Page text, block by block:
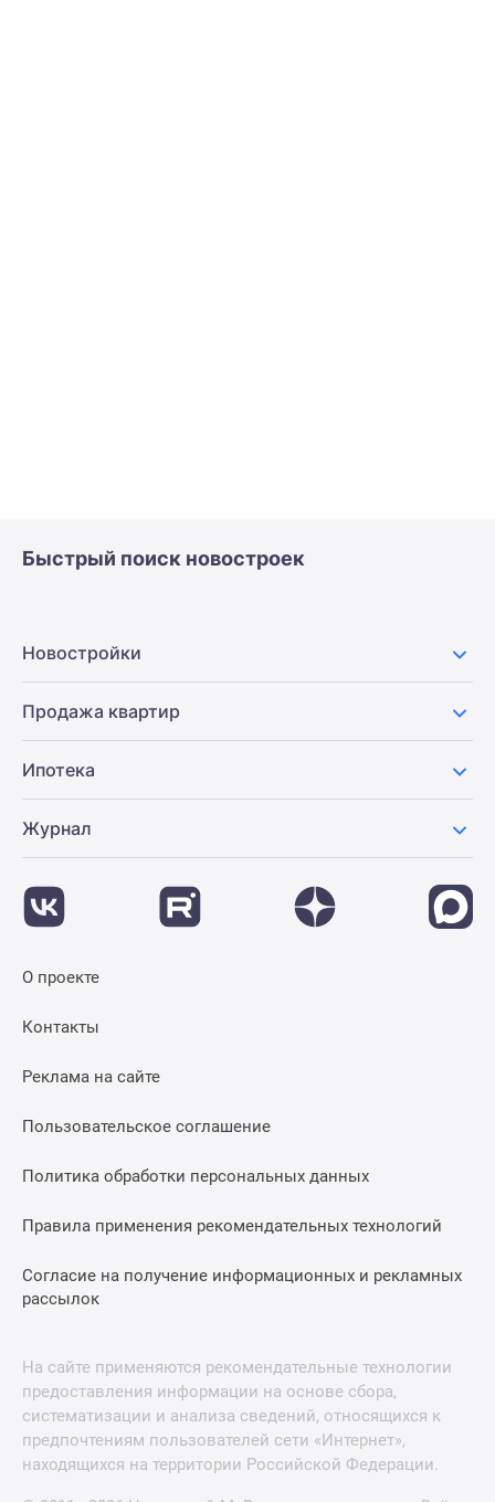
Быстрый поиск новостроек
Новостройки
Продажа квартир
Ипотека
Журнал
О проекте
Контакты
Реклама на сайте
Пользовательское соглашение
Политика обработки персональных данных
Правила применения рекомендательных технологий
Согласие на получение информационных и рекламных
рассылок
На сайте применяются рекомендательные технологии
предоставления информации на основе сбора,
систематизации и анализа сведений, относящихся к
предпочтениям пользователей сети «Интернет»,
находящихся на территории Российской Федерации.